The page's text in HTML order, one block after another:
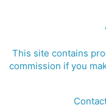
This site contains
commission if you